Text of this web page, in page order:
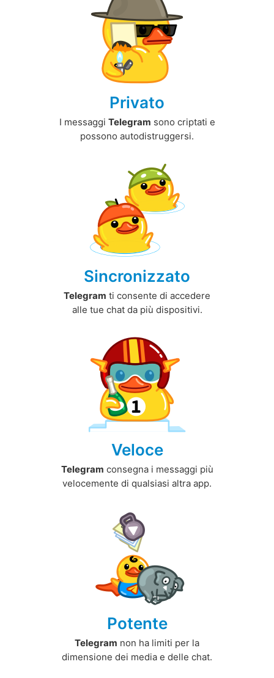
Privato
I messaggi Telegram sono criptati e
possono autodistruggersi.
Sincronizzato
Telegram ti consente di accedere
alle tue chat da più dispositivi.
Veloce
Telegram consegna i messaggi più
velocemente di qualsiasi altra app.
Potente
Telegram non ha limiti per la
dimensione dei media e delle chat.